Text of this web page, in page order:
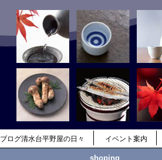
ブログ清水台平野屋の日々 イベント案内
shoping